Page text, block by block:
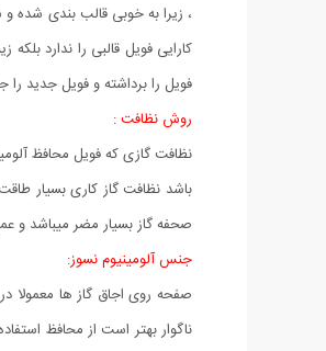
، زیرا به خوبی قالب بندی شده
کارایی فویل قالبی را ندارد
فویل را برداشته و فویل جدید را
روش نظافت :
نظافت گازی که فویل محافظ
باشد نظافت گاز کاری بسیار
صحفه گاز بسیار مضر میباشد و عمر آن را به شکل قابل
جنس آلومینیوم نسوز:
صفحه روی اجاق گاز ها معمولا
ناگوار بهتر است از محافظ